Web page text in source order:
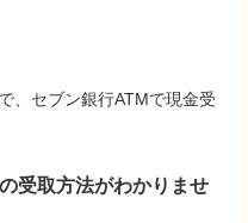
、セブン銀行ATMで現金受
取方法がわかりませ